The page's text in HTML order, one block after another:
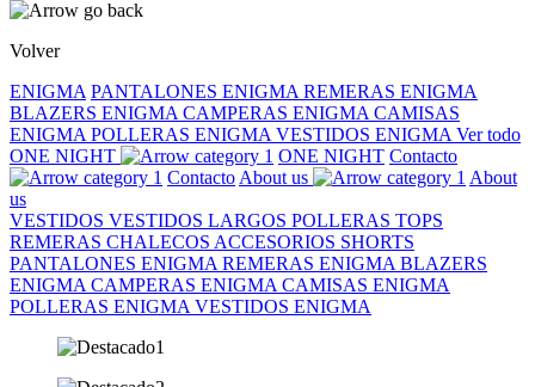
Volver
ENIGMA PANTALONES ENIGMA REMERAS ENIGMA
BLAZERS ENIGMA CAMPERAS ENIGMA CAMISAS
ENIGMA POLLERAS ENIGMA VESTIDOS ENIGMA Ver todo
ONE NIGHT
ONE NIGHT Contacto
Contacto About us
About
us
VESTIDOS VESTIDOS LARGOS POLLERAS TOPS
REMERAS CHALECOS ACCESORIOS SHORTS
PANTALONES ENIGMA REMERAS ENIGMA BLAZERS
ENIGMA CAMPERAS ENIGMA CAMISAS ENIGMA
POLLERAS ENIGMA VESTIDOS ENIGMA